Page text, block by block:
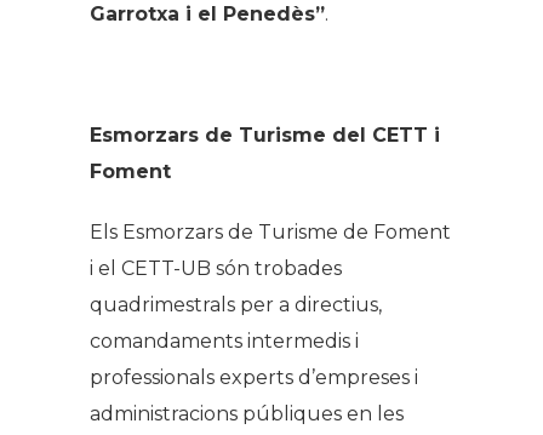
Garrotxa i el Penedès”.
Esmorzars de Turisme del CETT i
Foment
Els Esmorzars de Turisme de Foment
i el CETT-UB són trobades
quadrimestrals per a directius,
comandaments intermedis i
professionals experts d’empreses i
administracions públiques en les